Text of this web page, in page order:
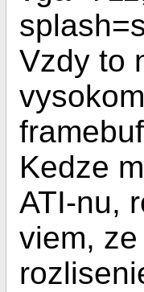
Vzdy to
Kedze
ATI-nu,
viem,